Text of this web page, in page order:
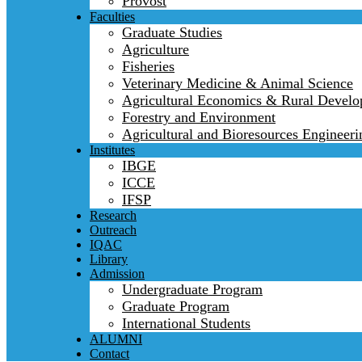
Faculties
Graduate Studies
Agriculture
Fisheries
Veterinary Medicine & Animal Science
Agricultural Economics & Rural
Forestry and Environment
Agricultural and Bioresources
Institutes
IBGE
ICCE
IFSP
Research
Outreach
IQAC
Library
Admission
Undergraduate Program
Graduate Program
International Students
ALUMNI
Contact